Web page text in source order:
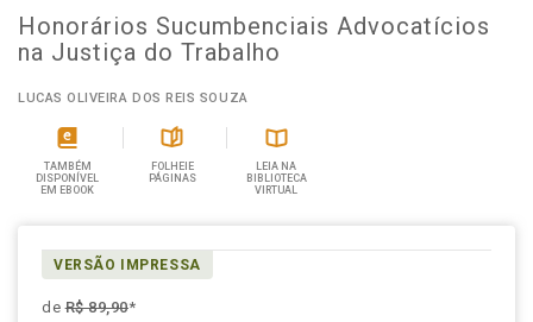
Honorários Sucumbenciais Advocatícios
na Justiça do Trabalho
LUCAS OLIVEIRA DOS REIS SOUZA
TAMBÉM
DISPONÍVEL
EM EBOOK
FOLHEIE
PÁGINAS
LEIA NA
BIBLIOTECA
VIRTUAL
VERSÃO IMPRESSA
deR$ 89,90*